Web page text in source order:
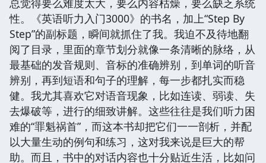
总觉得要么难度太大，要么内容枯燥，要么缺乏系统
性。《英语听力入门3000》的书名，加上“Step By
Step”的副标题，瞬间就抓住了我。我迫不及待地翻
阅了目录，里面的章节划分就像一条清晰的脉络，从
最基础的发音规则、音标的准确辨别，到单词的听音
辨别，再到短语和句子的理解，每一步都扎实而稳
健。我尤其喜欢它对语音现象，比如连读、弱读、失
去爆破等，进行的细致讲解。这些往往是我们听力困
难的“罪魁祸首”，而这本书却把它们一一剖析，并配
以大量生动的例句和练习，这对我来说是巨大的帮
助。而且，书中的对话内容也十分贴近生活，比如问